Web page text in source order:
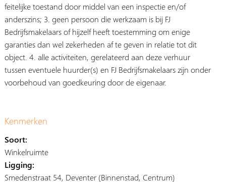
feitelijke toestand door middel van een inspectie en/of
anderszins; 3. geen persoon die werkzaam is bij FJ
Bedrijfsmakelaars of hijzelf heeft toestemming om enige
garanties dan wel zekerheden af te geven in relatie tot dit
object. 4. alle activiteiten, gerelateerd aan deze verhuur
tussen eventuele huurder(s) en FJ Bedrijfsmakelaars zijn onder
voorbehoud van goedkeuring door de eigenaar.
Kenmerken
Soort:
Winkelruimte
Ligging:
Smedenstraat 54, Deventer (Binnenstad, Centrum)